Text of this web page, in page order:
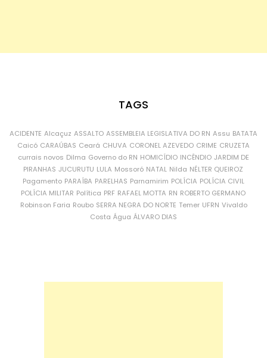
TAGS
ACIDENTE Alcaçuz ASSALTO ASSEMBLEIA LEGISLATIVA DO RN Assu BATATA
Caicó CARAÚBAS Ceará CHUVA CORONEL AZEVEDO CRIME CRUZETA
currais novos Dilma Governo do RN HOMICÍDIO INCÊNDIO JARDIM DE
PIRANHAS JUCURUTU LULA Mossoró NATAL Nilda NÉLTER QUEIROZ
Pagamento PARAÍBA PARELHAS Parnamirim POLÍCIA POLÍCIA CIVIL
POLÍCIA MILITAR Política PRF RAFAEL MOTTA RN ROBERTO GERMANO
Robinson Faria Roubo SERRA NEGRA DO NORTE Temer UFRN Vivaldo
Costa Água ÁLVARO DIAS